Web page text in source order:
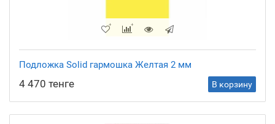
Подложка Solid гармошка Желтая 2 мм
4 470 тенге В корзину